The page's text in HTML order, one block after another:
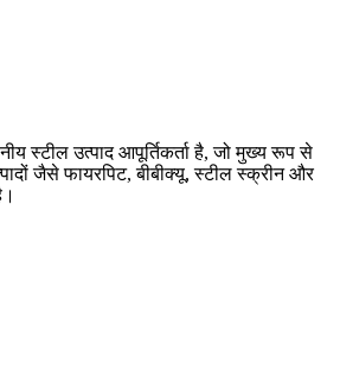
स्टील उत्पाद आपूर्तिकर्ता है, जो मुख्य रूप से
जैसे फायरपिट, बीबीक्यू, स्टील स्क्रीन और